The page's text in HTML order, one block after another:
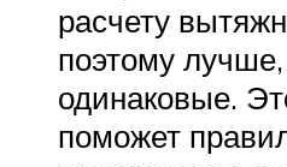
расчету
поэтому
одинаковые.
поможет